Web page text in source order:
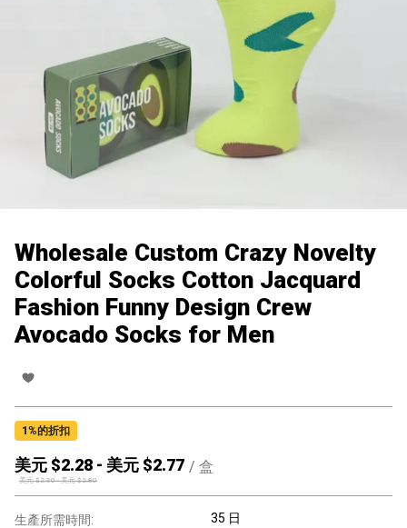
Wholesale Custom Crazy Novelty
Colorful Socks Cotton Jacquard
Fashion Funny Design Crew
Avocado Socks for Men
1 %的折扣
美元 $2.28 - 美元 $2.77 / 盒
美元 $2.30-美元 $2.80
生產所需時間: 35 日